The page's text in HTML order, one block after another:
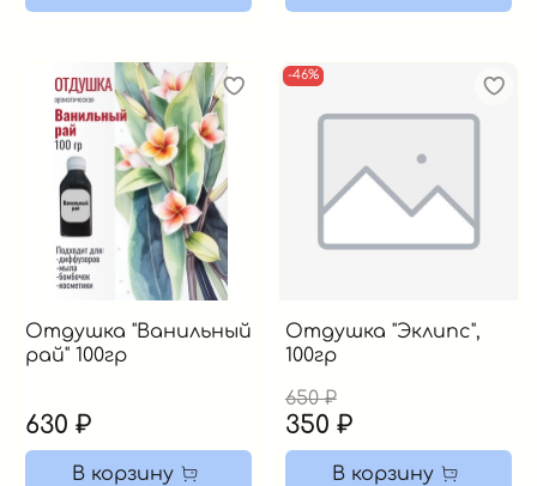
Отдушка "Ванильный
рай" 100гр
630 ₽
В корзину
-46%
Отдушка "Эклипс",
100гр
650 ₽
350 ₽
В корзину